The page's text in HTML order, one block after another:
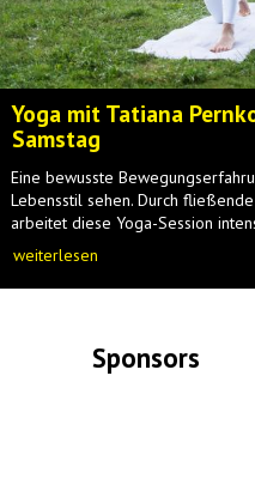
Yoga mit Tatiana
Samstag
Eine bewusste
Lebensstil sehen. Durch
arbeitet diese Yoga-Session
weiterlesen
Sponsors